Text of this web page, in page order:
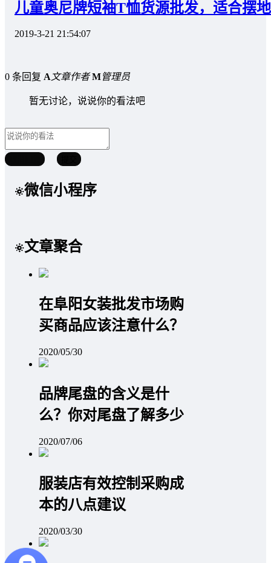
儿童奥尼牌短袖T恤货源批发，适合摆
2019-3-21 21:54:07
0 条回复 A文章作者 M管理员
暂无讨论，说说你的看法吧
微信小程序
文章聚合
在阜阳女装批发市场购
买商品应该注意什么？
2020/05/30
品牌尾盘的含义是什
么？你对尾盘了解多少
2020/07/06
服装店有效控制采购成
本的八点建议
2020/03/30